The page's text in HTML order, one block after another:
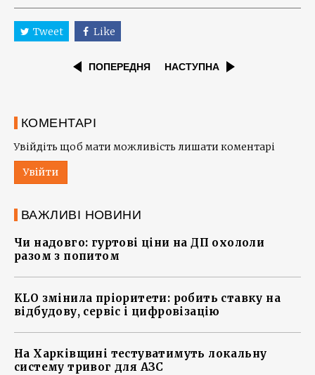
Tweet Like
ПОПЕРЕДНЯ НАСТУПНА
КОМЕНТАРІ
Увійдіть щоб мати можливість лишати коментарі
Увійти
ВАЖЛИВІ НОВИНИ
Чи надовго: гуртові ціни на ДП охололи
разом з попитом
KLO змінила пріоритети: робить ставку на
відбудову, сервіс і цифровізацію
На Харківщині тестуватимуть локальну
систему тривог для АЗС